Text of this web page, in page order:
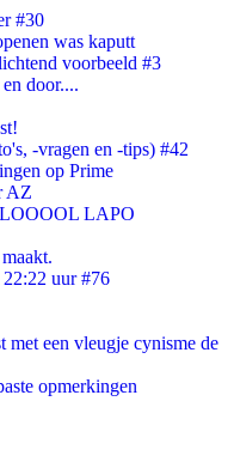
#30
was kaputt
voorbeeld #3
door....
-vragen en -tips) #42
op Prime
AZ
LOOOOL LAPO
uur #76
met een vleugje cynisme de
opmerkingen